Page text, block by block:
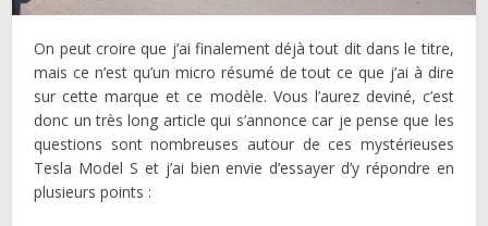
On peut croire que j’ai finalement déjà tout dit dans le titre,
mais ce n’est qu’un micro résumé de tout ce que j’ai à dire
sur cette marque et ce modèle. Vous l’aurez deviné, c’est
donc un très long article qui s’annonce car je pense que les
questions sont nombreuses autour de ces mystérieuses
Tesla Model S et j’ai bien envie d’essayer d’y répondre en
plusieurs points :